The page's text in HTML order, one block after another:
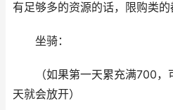
有足够多的资源的话，限购类的
坐骑：
（如果第一天累充满700
天就会放开）